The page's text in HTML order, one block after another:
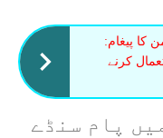
کا پیغام:
کرنے
پام سنڈے